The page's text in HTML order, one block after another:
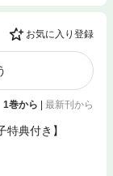
お気に入り登録
1巻から | 最新刊から
典付き】